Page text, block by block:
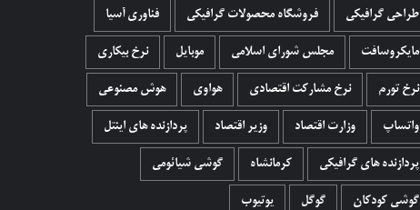
طراحی گرافیکی فروشگاه محصولات گرافيکی فناوری آسیا
مایکروسافت مجلس شورای اسلامی موبایل نرخ بیکاری
نرخ تورم نرخ مشارکت اقتصادی هواوی هوش مصنوعی
واتساپ وزارت اقتصاد وزیر اقتصاد پردازنده های اینتل
پردازنده های گرافیکی کرمانشاه گوشی شیائومی
گوشی کودکان گوگل یوتیوب